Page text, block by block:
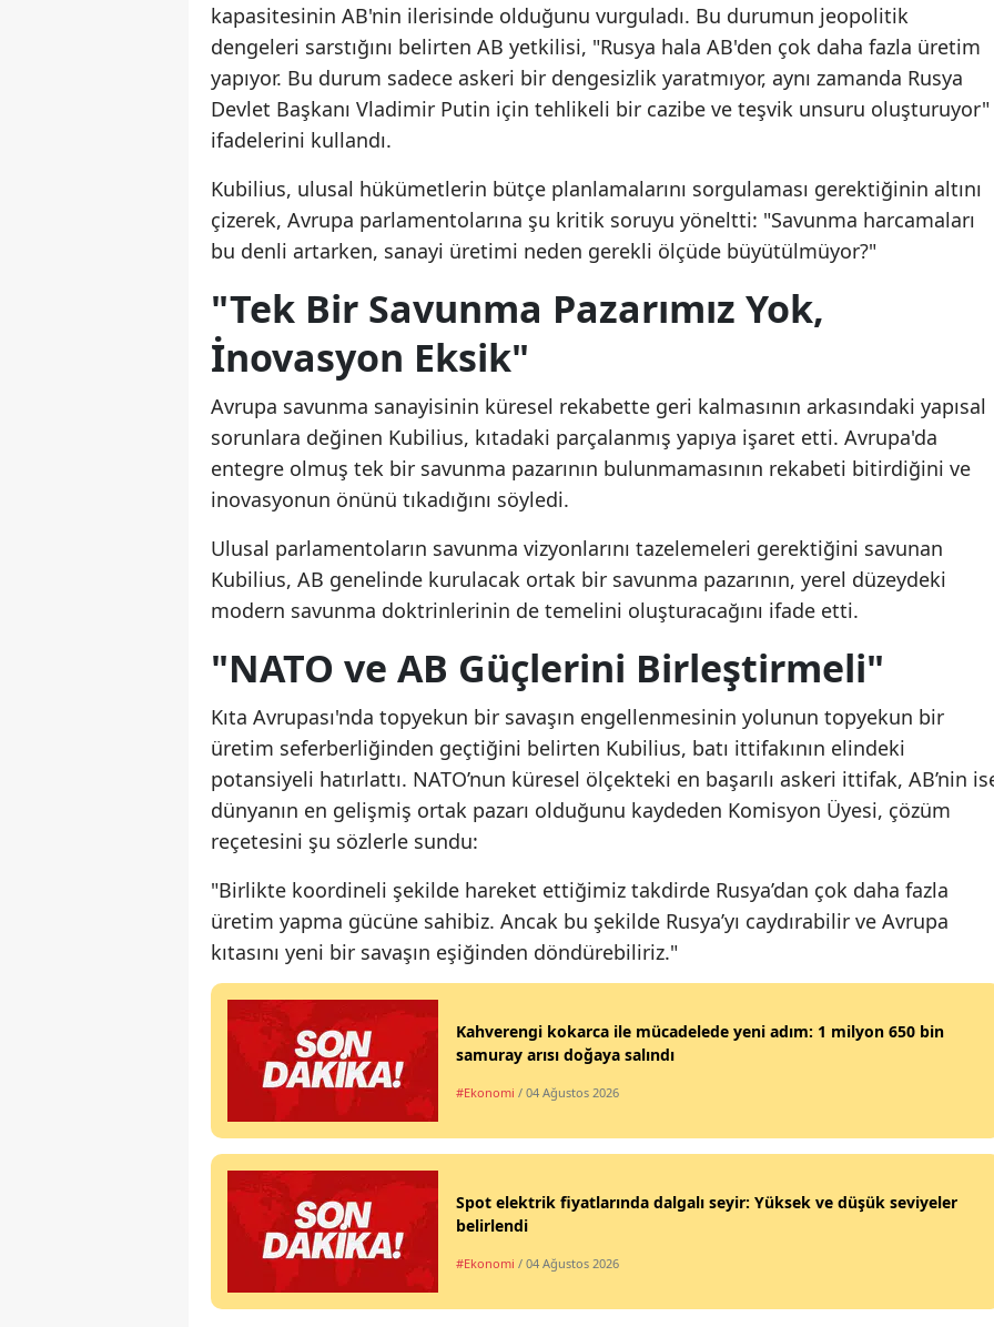
kapasitesinin AB'nin ilerisinde olduğunu vurguladı. Bu durumun jeopolitik
dengeleri sarstığını belirten AB yetkilisi, "Rusya hala AB'den çok daha fazla üretim
yapıyor. Bu durum sadece askeri bir dengesizlik yaratmıyor, aynı zamanda Rusya
Devlet Başkanı Vladimir Putin için tehlikeli bir cazibe ve teşvik unsuru oluşturuyor"
ifadelerini kullandı.
Kubilius, ulusal hükümetlerin bütçe planlamalarını sorgulaması gerektiğinin altını
çizerek, Avrupa parlamentolarına şu kritik soruyu yöneltti: "Savunma harcamaları
bu denli artarken, sanayi üretimi neden gerekli ölçüde büyütülmüyor?"
"Tek Bir Savunma Pazarımız Yok,
İnovasyon Eksik"
Avrupa savunma sanayisinin küresel rekabette geri kalmasının arkasındaki yapısal
sorunlara değinen Kubilius, kıtadaki parçalanmış yapıya işaret etti. Avrupa'da
entegre olmuş tek bir savunma pazarının bulunmamasının rekabeti bitirdiğini ve
inovasyonun önünü tıkadığını söyledi.
Ulusal parlamentoların savunma vizyonlarını tazelemeleri gerektiğini savunan
Kubilius, AB genelinde kurulacak ortak bir savunma pazarının, yerel düzeydeki
modern savunma doktrinlerinin de temelini oluşturacağını ifade etti.
"NATO ve AB Güçlerini Birleştirmeli"
Kıta Avrupası'nda topyekun bir savaşın engellenmesinin yolunun topyekun bir
üretim seferberliğinden geçtiğini belirten Kubilius, batı ittifakının elindeki
potansiyeli hatırlattı. NATO’nun küresel ölçekteki en başarılı askeri ittifak, AB’nin
dünyanın en gelişmiş ortak pazarı olduğunu kaydeden Komisyon Üyesi, çözüm
reçetesini şu sözlerle sundu:
"Birlikte koordineli şekilde hareket ettiğimiz takdirde Rusya’dan çok daha fazla
üretim yapma gücüne sahibiz. Ancak bu şekilde Rusya’yı caydırabilir ve Avrupa
kıtasını yeni bir savaşın eşiğinden döndürebiliriz."
Kahverengi kokarca ile mücadelede yeni adım: 1 milyon 650 bin
samuray arısı doğaya salındı
#Ekonomi / 04 Ağustos 2026
Spot elektrik fiyatlarında dalgalı seyir: Yüksek ve düşük seviyeler
belirlendi
#Ekonomi / 04 Ağustos 2026